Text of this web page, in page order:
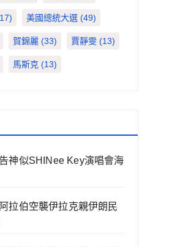
美國總統大選 (49)
賀錦麗 (33) 賈靜雯 (13)
馬斯克 (13)
神似SHINee Key演唱會海
拉伯空襲伊拉克親伊朗民